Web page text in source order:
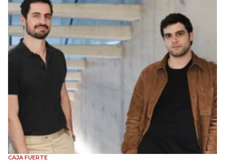
CAJA FUERTE